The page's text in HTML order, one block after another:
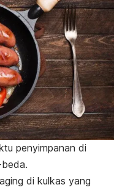
penyimpanan di
di kulkas yang